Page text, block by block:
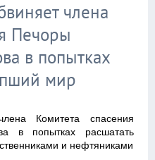
члена
Печоры
в попытках
мир
Комитета спасения
в попытках расшатать
и нефтяниками